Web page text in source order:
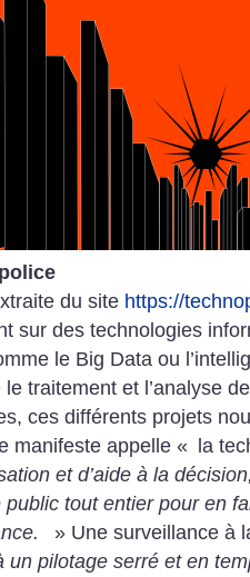
du site https://
sur des technologies
le Big Data ou
le traitement et l’analyse
ces différents projets
manifeste appelle « la
et d’aide à la
public tout entier pour en
» Une surveillance à
un pilotage serré et en